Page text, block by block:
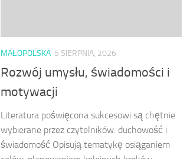
MAŁOPOLSKA 5 SIERPNIA, 2026
Rozwój umysłu, świadomości i
motywacji
Literatura poświęcona sukcesowi są chętnie
wybierane przez czytelników. duchowość i
świadomość Opisują tematykę osiąganiem